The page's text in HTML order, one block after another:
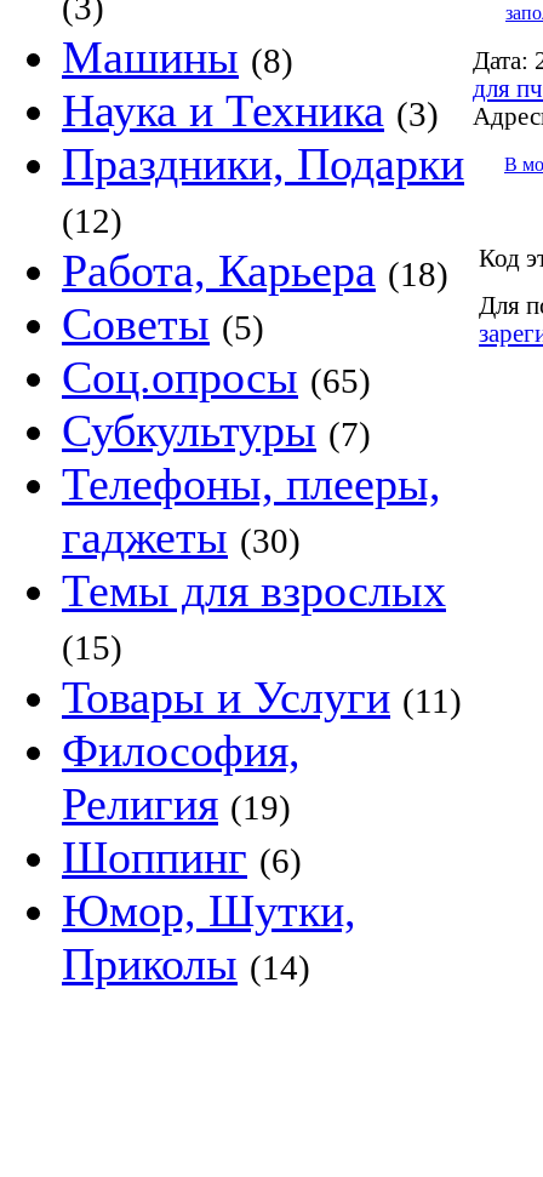
Машины (8)
Наука и Техника (3)
Праздники, Подарки
(12)
Работа, Карьера (18)
Советы (5)
Соц.опросы (65)
Субкультуры (7)
Телефоны, плееры,
гаджеты (30)
Темы для взрослых
(15)
Товары и Услуги (11)
Философия,
Религия (19)
Шоппинг (6)
Юмор, Шутки,
Приколы (14)
Дата:
для пч
В
Код
Для